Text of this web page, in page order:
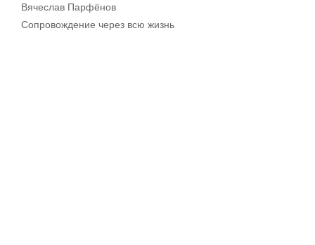
Вячеслав Парфёнов
Сопровождение через всю жизнь